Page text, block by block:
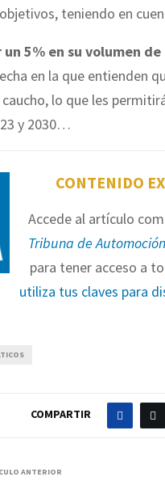
teniendo en
un 5% en su volumen
en la que entienden
lo que les
y 2030…
CONTENIDO
Accede al artículo
Tribuna de Automoción
para tener acceso a
utiliza tus claves para
COMPARTIR
ANTERIOR